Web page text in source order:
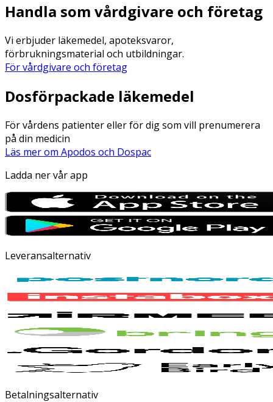
Handla som vårdgivare och företag
Vi erbjuder läkemedel, apoteksvaror,
förbrukningsmaterial och utbildningar.
För vårdgivare och företag
Dosförpackade läkemedel
För vårdens patienter eller för dig som vill prenumerera
på din medicin
Läs mer om Apodos och Dospac
Ladda ner vår app
Leveransalternativ
Betalningsalternativ